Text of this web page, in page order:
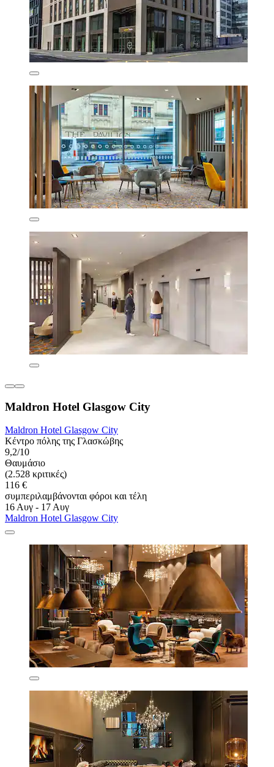
Maldron Hotel Glasgow City
Maldron Hotel Glasgow City
Κέντρο πόλης της Γλασκώβης
9,2/10
Θαυμάσιο
(2.528 κριτικές)
116 €
συμπεριλαμβάνονται φόροι και τέλη
16 Αυγ - 17 Αυγ
Maldron Hotel Glasgow City